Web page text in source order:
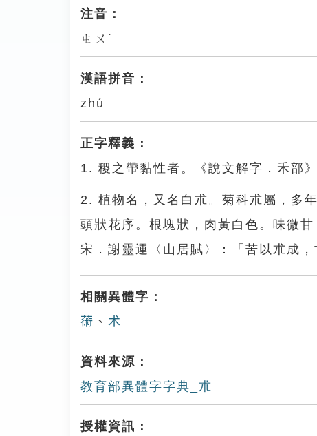
注音：
ㄓㄨˊ
漢語拼音：
zhú
正字釋義：
1. 稷之帶黏性者。《說文解字．禾部
2. 植物名，又名白朮。菊科朮屬，多
頭狀花序。根塊狀，肉黃白色。味微
宋．謝靈運〈山居賦〉：「苦以朮成，
相關異體字：
𦸇 、 术
資料來源：
教育部異體字字典_朮
授權資訊：